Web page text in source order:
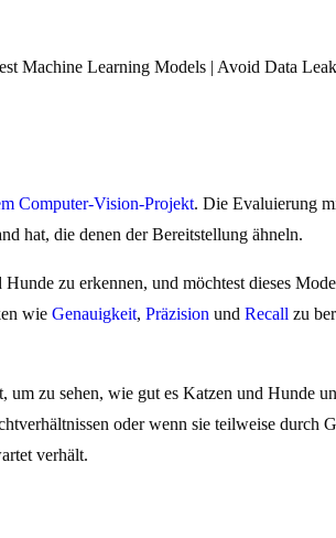
Machine Learning Models | Avoid Data
Computer-Vision-Projekt. Die Evaluierung
hat, die denen der Bereitstellung ähneln.
zu erkennen, und möchtest dieses
wie Genauigkeit, Präzision und Recall zu
zu sehen, wie gut es Katzen und Hunde
oder wenn sie teilweise durch
verhält.